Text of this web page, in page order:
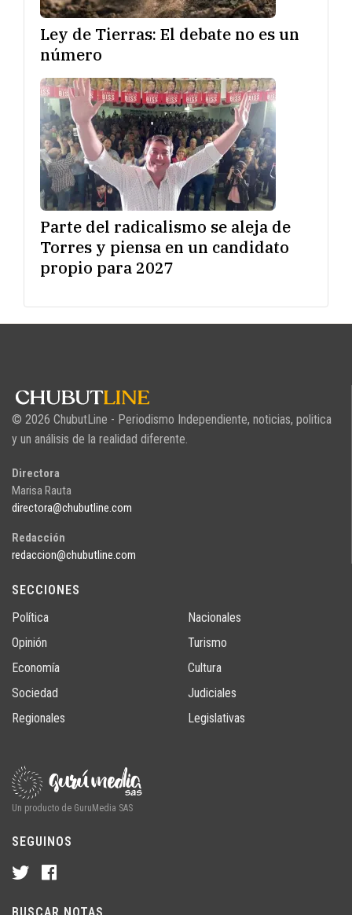
Ley de Tierras: El debate no es un
número
Parte del radicalismo se aleja de
Torres y piensa en un candidato
propio para 2027
© 2026 ChubutLine - Periodismo Independiente, noticias, politica
y un análisis de la realidad diferente.
Directora
Marisa Rauta
directora@chubutline.com
Redacción
redaccion@chubutline.com
SECCIONES
Política
Opinión
Economía
Sociedad
Regionales
Nacionales
Turismo
Cultura
Judiciales
Legislativas
Un producto de GuruMedia SAS
SEGUINOS